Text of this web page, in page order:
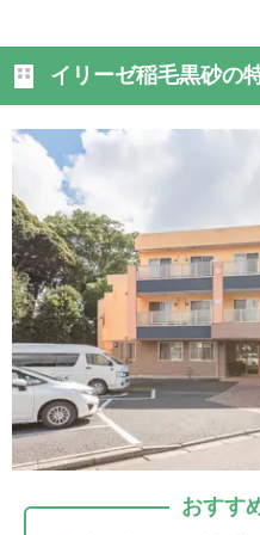
イリーゼ稲毛黒砂の
おすす